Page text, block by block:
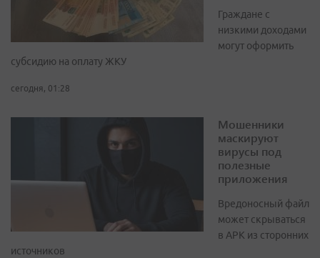
Граждане с
низкими доходами
могут оформить
субсидию на оплату ЖКУ
сегодня, 01:28
Мошенники
маскируют
вирусы под
полезные
приложения
Вредоносный файл
может скрываться
в APK из сторонних
источников